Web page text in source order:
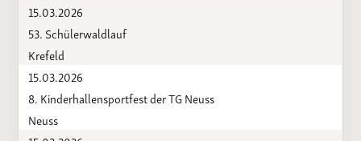
15.03.2026
53. Schülerwaldlauf
Krefeld
15.03.2026
8. Kinderhallensportfest der TG Neuss
Neuss